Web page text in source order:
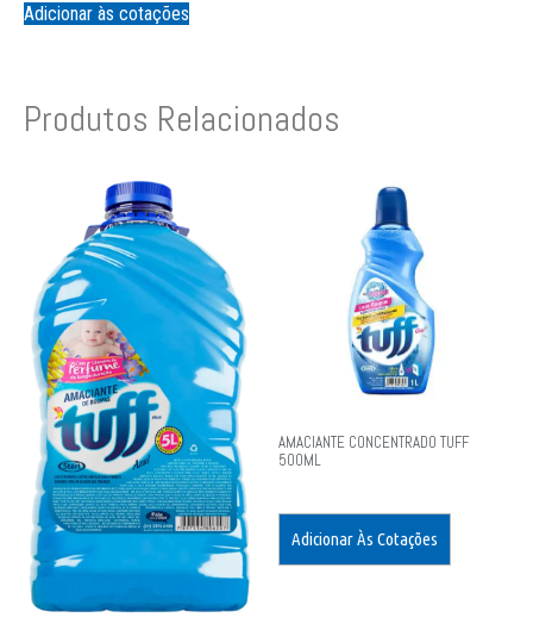
Adicionar às cotações
Produtos Relacionados
AMACIANTE CONCENTRADO TUFF
500ML
Adicionar Às Cotações